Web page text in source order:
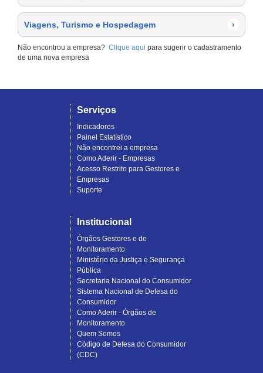
Viagens, Turismo e Hospedagem ›
Não encontrou a empresa? Clique aqui para sugerir o cadastramento
de uma nova empresa
Serviços
Indicadores
Painel Estatístico
Não encontrei a empresa
Como Aderir - Empresas
Acesso Restrito para Gestores e
Empresas
Suporte
Institucional
Órgãos Gestores e de
Monitoramento
Ministério da Justiça e Segurança
Pública
Secretaria Nacional do Consumidor
Sistema Nacional de Defesa do
Consumidor
Como Aderir - Órgãos de
Monitoramento
Quem Somos
Código de Defesa do Consumidor
(CDC)